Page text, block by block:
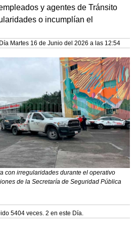
y agentes de Tránsito
o incumplían el
Martes 16 de Junio del 2026 a las 12:54
con irregularidades durante el operativo
de la Secretaría de Seguridad Pública
5404 veces. 2 en este Día.